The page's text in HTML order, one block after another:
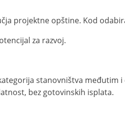
projektne opštine. Kod
za razvoj.
stanovništva
bez gotovinskih isplata.